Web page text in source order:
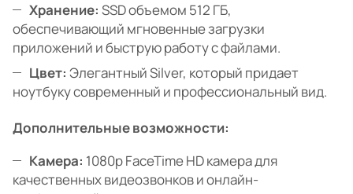
Хранение: SSD объемом 512 ГБ,
обеспечивающий мгновенные загрузки
приложений и быструю работу с файлами.
Цвет: Элегантный Silver, который придает
ноутбуку современный и профессиональный вид.
Дополнительные возможности:
Камера: 1080p FaceTime HD камера для
качественных видеозвонков и онлайн-